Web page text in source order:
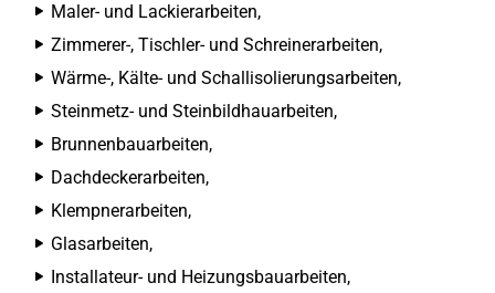
Maler- und Lackierarbeiten,
Zimmerer-, Tischler- und Schreinerarbeiten,
Wärme-, Kälte- und Schallisolierungsarbeiten,
Steinmetz- und Steinbildhauarbeiten,
Brunnenbauarbeiten,
Dachdeckerarbeiten,
Klempnerarbeiten,
Glasarbeiten,
Installateur- und Heizungsbauarbeiten,